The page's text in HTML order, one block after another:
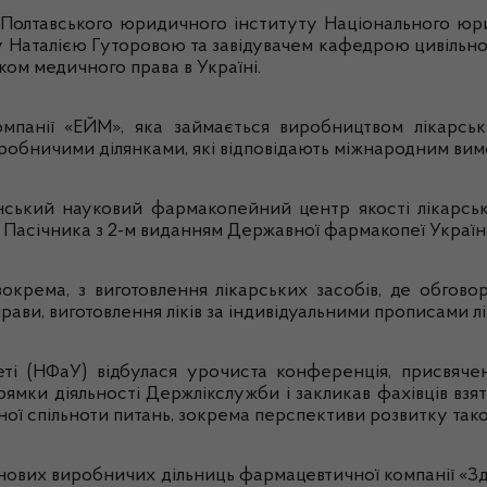
Полтавського юридичного інституту Національного
Наталією Гуторовою та завідувачем кафедрою
медичного права в Україні.
«ЕЙМ», яка займається виробництвом
ділянками, які відповідають міжнародним
науковий фармакопейний центр якості
Пасічника з 2-м виданням Державної фармакопеї
, з виготовлення лікарських засобів, де
, виготовлення ліків за індивідуальними прописами
(НФаУ) відбулася урочиста конференція,
діяльності Держлікслужби і закликав фахівців
спільноти питань, зокрема перспективи розвитку
виробничих дільниць фармацевтичної компанії «